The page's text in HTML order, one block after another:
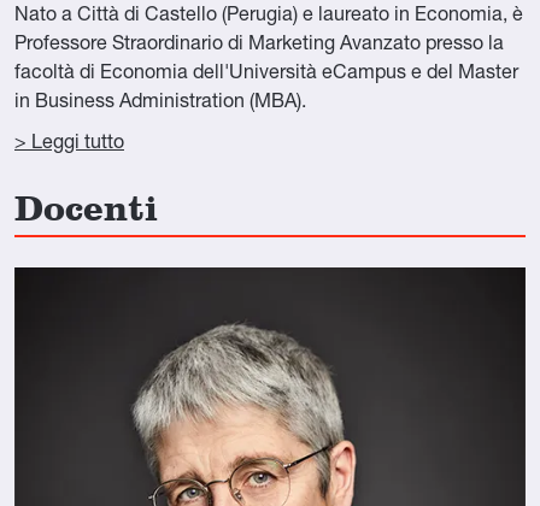
Nato a Città di Castello (Perugia) e laureato in Economia, è
Professore Straordinario di Marketing Avanzato presso la
facoltà di Economia dell'Università eCampus e del Master
in Business Administration (MBA).
> Leggi tutto
Docenti